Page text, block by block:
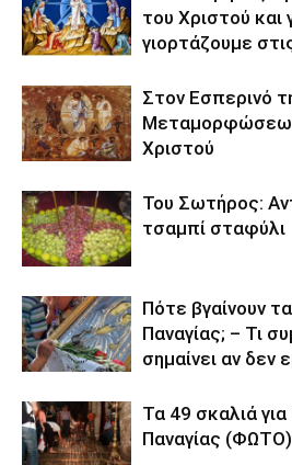
του Χριστού και
γιορτάζουμε
Στον Εσπερινό
Χριστού
Του Σωτήρος:
τσαμπί σταφύλι
Πότε βγαίνουν
Παναγίας; – Τι
σημαίνει αν δεν
Τα 49 σκαλιά
Παναγίας (ΦΩΤΟ)